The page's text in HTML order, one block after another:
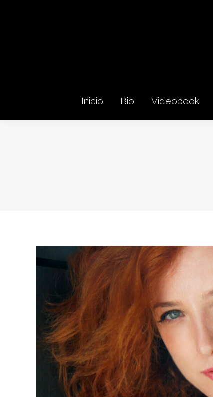
Inicio Bio Videobook